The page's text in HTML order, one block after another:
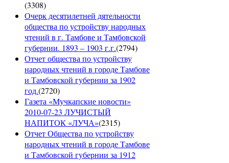
(3308)
Очерк десятилетней дятельности
общества по устройству народных
чтений в г. Тамбове и Тамбовской
губернии. 1893 – 1903 г.г.(2794)
Отчет общества по устройству
народных чтений в городе Тамбове
и Тамбовской губернии за 1902
год.(2720)
Газета «Мучкапские новости»
2010-07-23 ЛУЧИСТЫЙ
НАПИТОК «ЛУЧА»(2315)
Отчет Общества по устройству
народных чтений в городе Тамбове
и Тамбовской губернии за 1912